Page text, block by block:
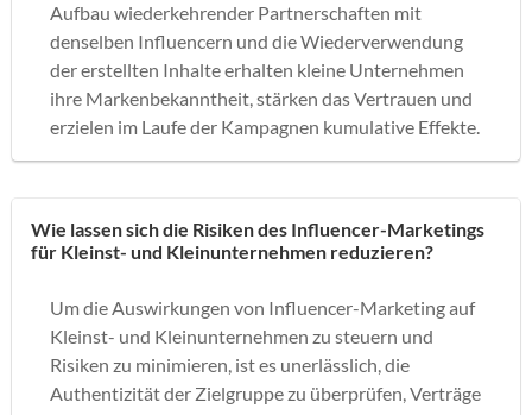
Aufbau wiederkehrender Partnerschaften mit
denselben Influencern und die Wiederverwendung
der erstellten Inhalte erhalten kleine Unternehmen
ihre Markenbekanntheit, stärken das Vertrauen und
erzielen im Laufe der Kampagnen kumulative Effekte.
Wie lassen sich die Risiken des Influencer-Marketings
für Kleinst- und Kleinunternehmen reduzieren?
Um die Auswirkungen von Influencer-Marketing auf
Kleinst- und Kleinunternehmen zu steuern und
Risiken zu minimieren, ist es unerlässlich, die
Authentizität der Zielgruppe zu überprüfen, Verträge